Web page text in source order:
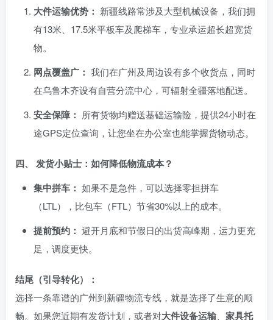
大件运输优势： 新疆线路常涉及大型机械设备，我们拥
有13米、17.5米平板车及爬梯车，专业承运超长超宽货
物。
网点覆盖广： 我们在广州及周边设有多个收货点，同时
在乌鲁木齐设有自营分流中心，可辐射全疆落地配送。
安全保障： 所有货物均赠送基础运输险，提供24小时在
途GPS定位查询，让您坐在办公室也能掌握货物动态。
四、 发货小贴士：如何降低物流成本？
集中拼车： 如果不是急件，可以选择零担拼车
（LTL），比包车（FTL）节省30%以上的成本。
提前预约： 避开月底和节假日的出货高峰期，运力更充
足，调度更快。
结尾（引导转化）：
选择一条靠谱的广州到新疆物流专线，就是选择了生意的顺
畅。如果您近期有发货计划，或者对大件设备运输 家具托